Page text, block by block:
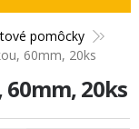
pomôcky
60mm, 20ks
20ks